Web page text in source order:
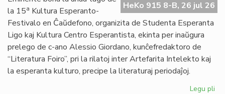
HeKo 915 8-B, 26 jul 26
la 15a Kultura Esperanto-
Festivalo en Ĉaŭdefono, organizita de Studenta Esperanta
Ligo kaj Kultura Centro Esperantista, ekinta per inaŭgura
prelego de c-ano Alessio Giordano, kunĉefredaktoro de
“Literatura Foiro”, pri la rilatoj inter Artefarita Intelekto kaj
la esperanta kulturo, precipe la literaturaj periodaĵoj.
Legu pli